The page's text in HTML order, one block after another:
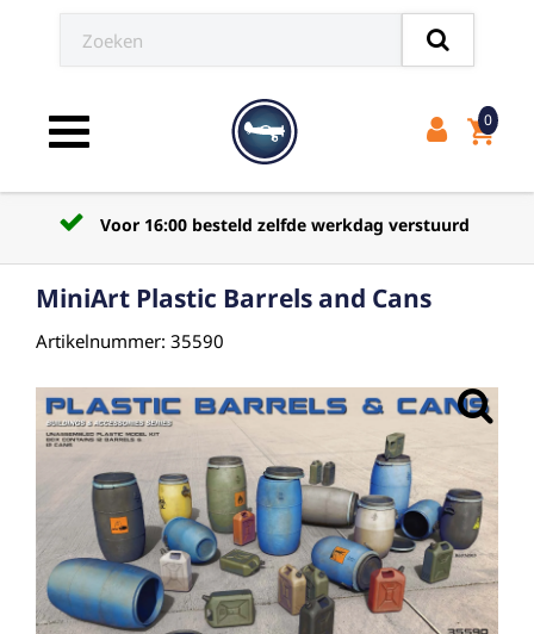
Toggle navigation shopping_cart
0
Voor 16:00 besteld zelfde werkdag verstuurd
MiniArt Plastic Barrels and Cans
Artikelnummer: 35590